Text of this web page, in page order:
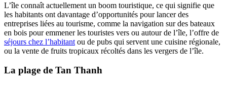
L’île connaît actuellement un boom touristique, ce qui signifie que
les habitants ont davantage d’opportunités pour lancer des
entreprises liées au tourisme, comme la navigation sur des bateaux
en bois pour emmener les touristes vers ou autour de l’île, l’offre de
séjours chez l’habitant ou de pubs qui servent une cuisine régionale,
ou la vente de fruits tropicaux récoltés dans les vergers de l’île.
La plage de Tan Thanh